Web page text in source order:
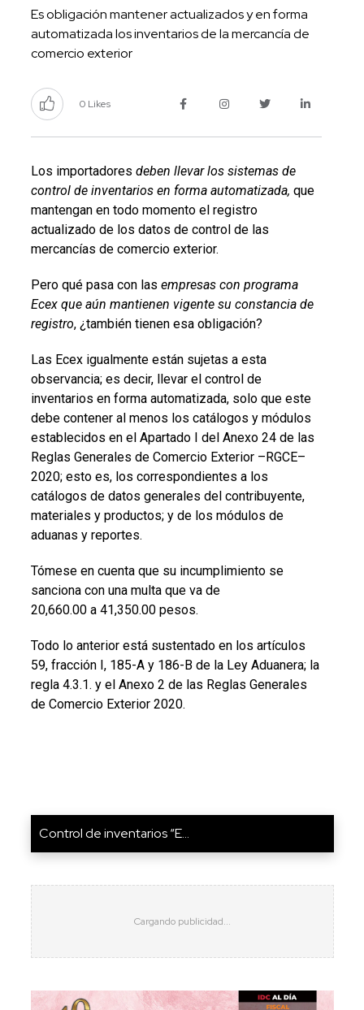
Es obligación mantener actualizados y en forma
automatizada los inventarios de la mercancía de
comercio exterior
0 Likes
Los importadores deben llevar los sistemas de
control de inventarios en forma automatizada, que
mantengan en todo momento el registro
actualizado de los datos de control de las
mercancías de comercio exterior.
Pero qué pasa con las empresas con programa
Ecex que aún mantienen vigente su constancia de
registro, ¿también tienen esa obligación?
Las Ecex igualmente están sujetas a esta
observancia; es decir, llevar el control de
inventarios en forma automatizada, solo que este
debe contener al menos los catálogos y módulos
establecidos en el Apartado I del Anexo 24 de las
Reglas Generales de Comercio Exterior –RGCE–
2020; esto es, los correspondientes a los
catálogos de datos generales del contribuyente,
materiales y productos; y de los módulos de
aduanas y reportes.
Tómese en cuenta que su incumplimiento se
sanciona con una multa que va de
20,660.00 a 41,350.00 pesos.
Todo lo anterior está sustentado en los artículos
59, fracción I, 185-A y 186-B de la Ley Aduanera; la
regla 4.3.1. y el Anexo 2 de las Reglas Generales
de Comercio Exterior 2020.
Control de inventarios “E...